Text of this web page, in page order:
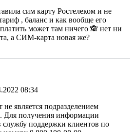
сим карту Ростелеком и не
, баланс и как вообще его
может там ничего 🙈 нет ни
а СИМ-карта новая же?
08:34
является подразделением
Для получения информации
службу поддержки клиентов по